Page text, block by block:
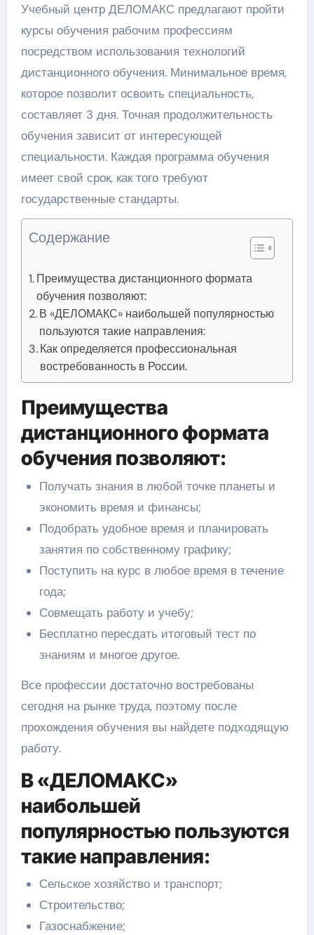
Учебный центр ДЕЛОМАКС предлагают пройти
курсы обучения рабочим профессиям
посредством использования технологий
дистанционного обучения. Минимальное время,
которое позволит освоить специальность,
составляет 3 дня. Точная продолжительность
обучения зависит от интересующей
специальности. Каждая программа обучения
имеет свой срок, как того требуют
государственные стандарты.
Содержание
Преимущества дистанционного формата
обучения позволяют:
В «ДЕЛОМАКС» наибольшей популярностью
пользуются такие направления:
Как определяется профессиональная
востребованность в России.
Преимущества
дистанционного формата
обучения позволяют:
Получать знания в любой точке планеты и
экономить время и финансы;
Подобрать удобное время и планировать
занятия по собственному графику;
Поступить на курс в любое время в течение
года;
Совмещать работу и учебу;
Бесплатно пересдать итоговый тест по
знаниям и многое другое.
Все профессии достаточно востребованы
сегодня на рынке труда, поэтому после
прохождения обучения вы найдете подходящую
работу.
В «ДЕЛОМАКС»
наибольшей
популярностью пользуются
такие направления:
Сельское хозяйство и транспорт;
Строительство;
Газоснабжение;